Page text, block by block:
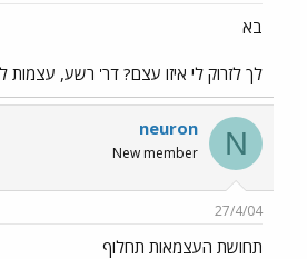
בא
לך לזרוק לי איזו עצם? דר' רשע, עצמות
N
neuron
New member
27/4/04
תחושת העצמאות תחלוף